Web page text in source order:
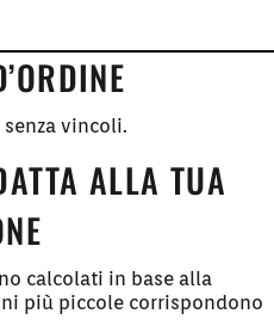
vincoli.
ALLA TUA
calcolati in base alla
più piccole corrispondono